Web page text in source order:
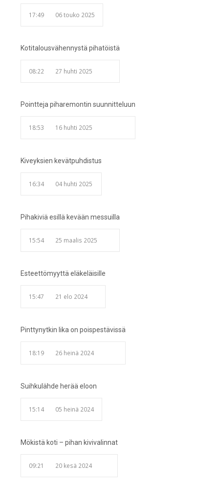
17:49 06 touko 2025
Kotitalousvähennystä pihatöistä
08:22 27 huhti 2025
Pointteja piharemontin suunnitteluun
18:53 16 huhti 2025
Kiveyksien kevätpuhdistus
16:34 04 huhti 2025
Pihakiviä esillä kevään messuilla
15:54 25 maalis 2025
Esteettömyyttä eläkeläisille
15:47 21 elo 2024
Pinttynytkin lika on poispestävissä
18:19 26 heinä 2024
Suihkulähde herää eloon
15:14 05 heinä 2024
Mökistä koti – pihan kivivalinnat
09:21 20 kesä 2024